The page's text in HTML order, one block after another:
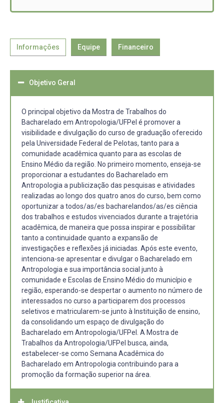
Informações Equipe Financeiro
Objetivo Geral
O principal objetivo da Mostra de Trabalhos do
Bacharelado em Antropologia/UFPel é promover a
visibilidade e divulgação do curso de graduação oferecido
pela Universidade Federal de Pelotas, tanto para a
comunidade acadêmica quanto para as escolas de
Ensino Médio da região. No primeiro momento, enseja-se
proporcionar a estudantes do Bacharelado em
Antropologia a publicização das pesquisas e atividades
realizadas ao longo dos quatro anos do curso, bem como
oportunizar a todos/as/es bacharelandos/as/es ciência
dos trabalhos e estudos vivenciados durante a trajetória
acadêmica, de maneira que possa inspirar e possibilitar
tanto a continuidade quanto a expansão de
investigações e reflexões já iniciadas. Após este evento,
intenciona-se apresentar e divulgar o Bacharelado em
Antropologia e sua importância social junto à
comunidade e Escolas de Ensino Médio do município e
região, esperando-se despertar o aumento no número de
interessados no curso a participarem dos processos
seletivos e matricularem-se junto à Instituição de ensino,
da consolidando um espaço de divulgação do
Bacharelado em Antropologia/UFPel. A Mostra de
Trabalhos da Antropologia/UFPel busca, ainda,
estabelecer-se como Semana Acadêmica do
Bacharelado em Antropologia contribuindo para a
promoção da formação superior na área.